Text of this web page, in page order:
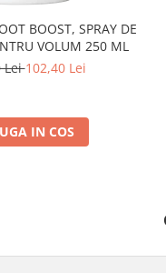
BOOST, SPRAY DE
VOLUM 250 ML
Lei102,40 Lei
IN COS